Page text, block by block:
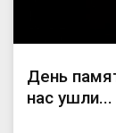
День
нас ушли...